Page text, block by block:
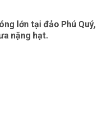
lớn tại đảo Phú Quý,
nặng hạt.